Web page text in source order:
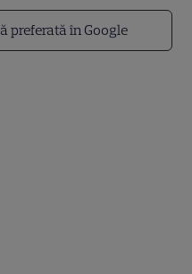
preferată în Google